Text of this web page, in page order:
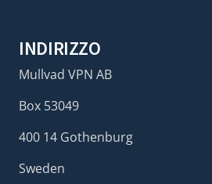
INDIRIZZO
Mullvad VPN AB
Box 53049
400 14 Gothenburg
Sweden